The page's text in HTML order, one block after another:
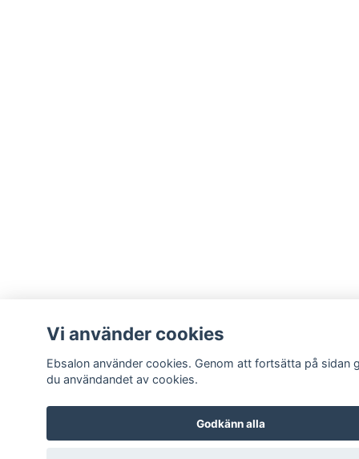
Vi använder cookies
Ebsalon använder cookies. Genom att fortsätta på sidan
du användandet av cookies.
Godkänn alla